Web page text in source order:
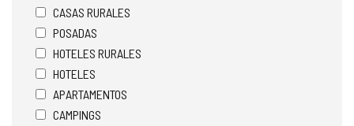
CASAS RURALES
POSADAS
HOTELES RURALES
HOTELES
APARTAMENTOS
CAMPINGS